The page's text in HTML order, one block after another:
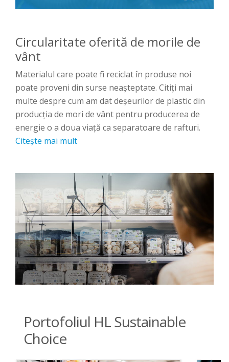
Circularitate oferită de morile de
vânt
Materialul care poate fi reciclat în produse noi
poate proveni din surse neașteptate. Citiți mai
multe despre cum am dat deșeurilor de plastic din
producția de mori de vânt pentru producerea de
energie o a doua viață ca separatoare de rafturi.
Citeşte mai mult
Portofoliul HL Sustainable
Choice